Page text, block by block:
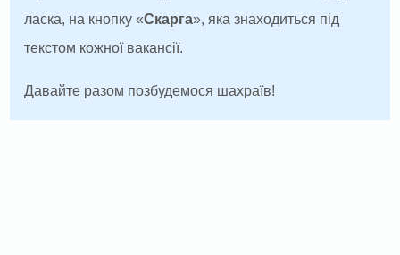
ласка, на кнопку «Скарга», яка знаходиться під
текстом кожної вакансії.
Давайте разом позбудемося шахраїв!